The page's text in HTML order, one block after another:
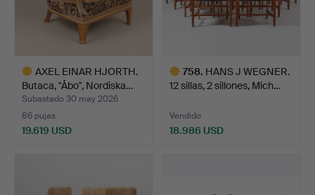
AXEL EINAR HJORTH.
Butaca, "Åbo", Nordiska…
Subastado 30 may 2026
86 pujas
19.619 USD
758. HANS J WEGNER.
12 sillas, 2 sillones, Mich…
Vendido
18.986 USD